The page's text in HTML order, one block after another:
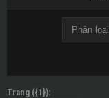
Trang ({1}):